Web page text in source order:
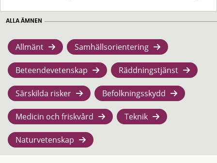
ALLA ÄMNEN
Allmänt Samhällsorientering
Beteendevetenskap Räddningstjänst
Särskilda risker Befolkningsskydd
Medicin och friskvård Teknik
Naturvetenskap